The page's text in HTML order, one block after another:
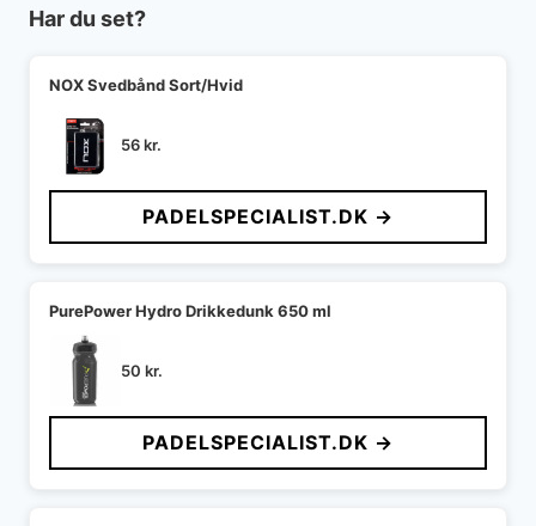
Har du set?
NOX Svedbånd Sort/Hvid
56kr.
PADELSPECIALIST.DK →
PurePower Hydro Drikkedunk 650 ml
50 kr.
PADELSPECIALIST.DK →